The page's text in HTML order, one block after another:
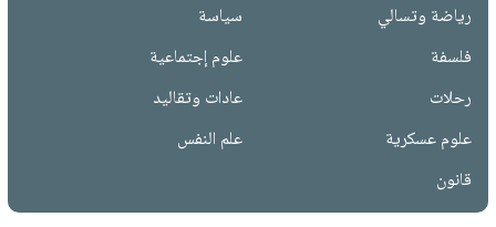
رياضة وتسالي
سياسة
فلسفة
علوم إجتماعية
رحلات
عادات وتقاليد
علوم عسكرية
علم النفس
قانون